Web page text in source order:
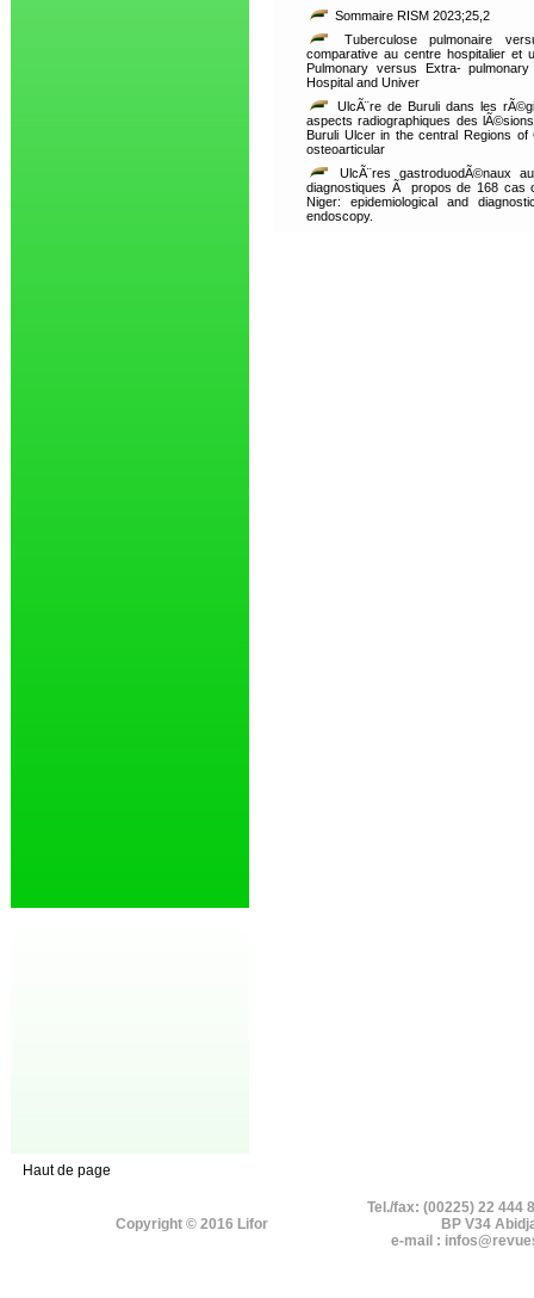
Sommaire RISM 2023;25,2
Tuberculose pulmonaire
comparative au centre hospitalier et
Pulmonary versus Extra-
Hospital and Univer
UlcÃ¨re de Buruli dans les
aspects radiographiques des
Buruli Ulcer in the central Regions
osteoarticular
UlcÃ¨res gastroduodÃ©naux
diagnostiques Ã propos de 168 cas
Niger: epidemiological and
endoscopy.
Haut de page
Copyright © 2016 Lifor
Tel./fax: (00225) 22 444
BP V34
e-mail :